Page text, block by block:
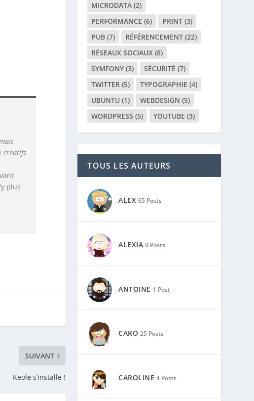
MICRODATA (2)
PERFORMANCE (6) PRINT (3)
PUB (7) RÉFÉRENCEMENT (22)
RÉSEAUX SOCIAUX (8)
SYMFONY (3) SÉCURITÉ (7)
TWITTER (5) TYPOGRAPHIE (4)
UBUNTU (1) WEBDESIGN (5)
WORDPRESS (5) YOUTUBE (3)
TOUS LES AUTEURS
ALEX 65 Posts
ALEXIA 0 Posts
ANTOINE 1 Post
CARO 25 Posts
CAROLINE 4 Posts